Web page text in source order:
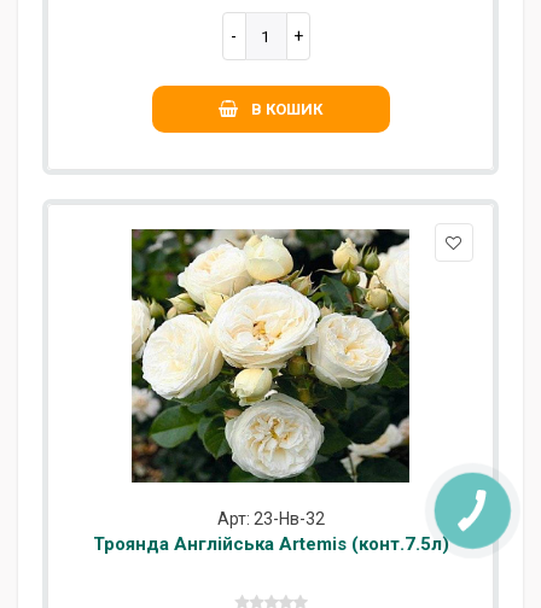
В КОШИК
Арт: 23-Нв-32
Троянда Англійська Artemis (конт.7.5л)